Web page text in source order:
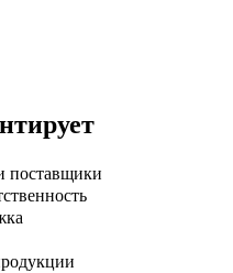
поставщики